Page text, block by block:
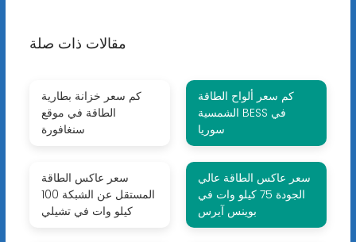
مقالات ذات صلة
كم سعر خزانة بطارية
الطاقة في موقع
سنغافورة
كم سعر ألواح الطاقة
الشمسية BESS في
سوريا
سعر عاكس الطاقة
المستقل عن الشبكة 100
كيلو وات في تشيلي
سعر عاكس الطاقة عالي
الجودة 75 كيلو وات في
بوينس آيرس